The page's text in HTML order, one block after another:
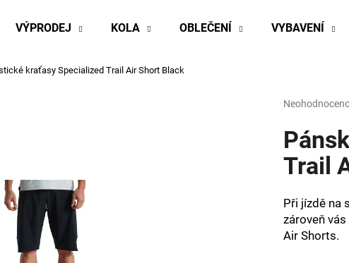
VÝPRODEJ KOLA OBLEČENÍ VYBAVENÍ
kraťasy Specialized Trail Air Short Black
Průměrné
produktu
je
0,0
hvězdiček.
Trail
Při jízdě na
zároveň
Air Shorts.
Co potřebujete najít?
HLEDAT